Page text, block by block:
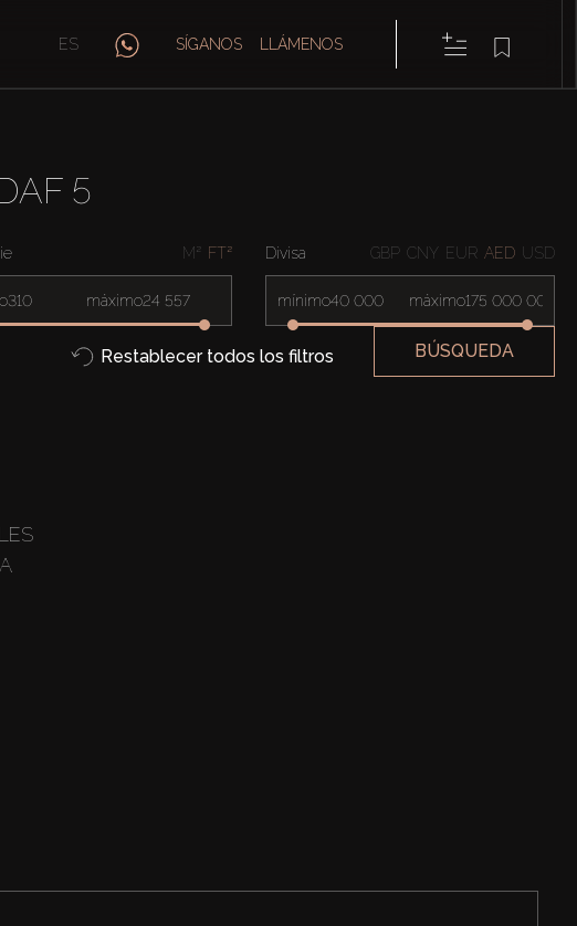
ES SÍGANOS LLÁMENOS
5
M² FT²
máximo
Divisa GBP CNY EUR AED USD
mínimo máximo
Restablecer todos los filtros BÚSQUEDA